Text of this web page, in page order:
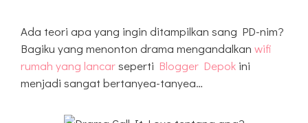
Ada teori apa yang ingin ditampilkan sang PD-nim?
Bagiku yang menonton drama mengandalkan wifi
rumah yang lancarseperti Blogger Depok ini
menjadi sangat bertanyea-tanyea…